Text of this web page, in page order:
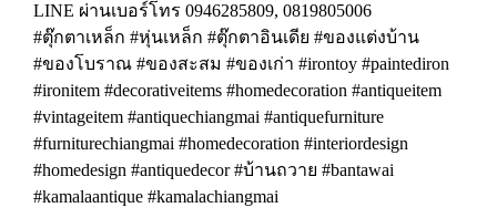
LINE ผ่านเบอร์โทร 0946285809, 0819805006
#ตุ๊กตาเหล็ก #หุ่นเหล็ก #ตุ๊กตาอินเดีย #ของแต่งบ้าน
#ของโบราณ #ของสะสม #ของเก่า #irontoy #paintediron
#ironitem #decorativeitems #homedecoration #antiqueitem
#vintageitem #antiquechiangmai #antiquefurniture
#furniturechiangmai #homedecoration #interiordesign
#homedesign #antiquedecor #บ้านถวาย #bantawai
#kamalaantique #kamalachiangmai